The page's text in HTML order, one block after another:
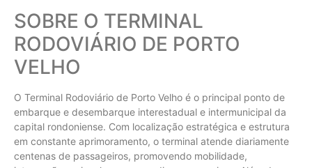
SOBRE O TERMINAL
RODOVIÁRIO DE PORTO
VELHO
O Terminal Rodoviário de Porto Velho é o principal ponto de
embarque e desembarque interestadual e intermunicipal da
capital rondoniense. Com localização estratégica e estrutura
em constante aprimoramento, o terminal atende diariamente
centenas de passageiros, promovendo mobilidade,